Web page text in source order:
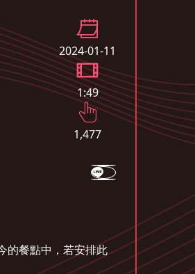
2024-01-11
1:49
1,477
的餐點中，若安排此